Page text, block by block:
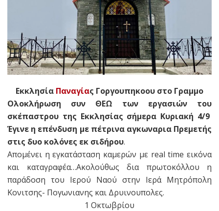
Εκκλησία Παναγίας Γοργουπηκοου στο Γραμμο
Ολοκλήρωση συν ΘΕΩ των εργασιών του
σκέπαστρου της Εκκλησίας σήμερα Κυριακή 4/9
Έγινε η επένδυση με πέτρινα αγκωναρια Πρεμετής
στις δυο κολόνες εκ σιδήρου.
Απομένει η εγκατάσταση καμερών με real time εικόνα
και καταγραφέα…Ακολούθως δια πρωτοκόλλου η
παράδοση του Ιερού Ναού στην Ιερά Μητρόπολη
Κονιτσης- Πογωνιανης και Δρυινουπολες.
1 Οκτωβρίου